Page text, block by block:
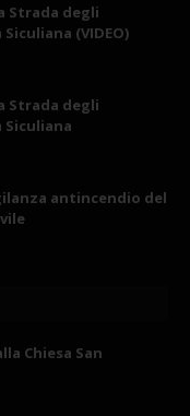
Strada degli
(VIDEO)
Strada degli
antincendio del
Chiesa San